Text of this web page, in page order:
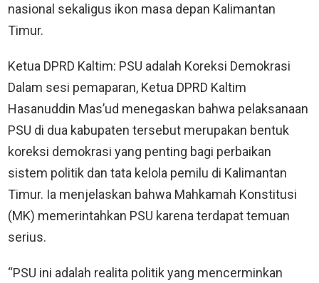
nasional sekaligus ikon masa depan Kalimantan
Timur.
Ketua DPRD Kaltim: PSU adalah Koreksi Demokrasi
Dalam sesi pemaparan, Ketua DPRD Kaltim
Hasanuddin Mas’ud menegaskan bahwa pelaksanaan
PSU di dua kabupaten tersebut merupakan bentuk
koreksi demokrasi yang penting bagi perbaikan
sistem politik dan tata kelola pemilu di Kalimantan
Timur. Ia menjelaskan bahwa Mahkamah Konstitusi
(MK) memerintahkan PSU karena terdapat temuan
serius.
“PSU ini adalah realita politik yang mencerminkan